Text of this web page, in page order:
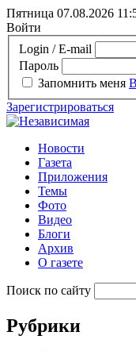
Пятница 07.08.2026
Войти
Login / E-mail
Пароль
Запомнить меня
Зарегистрироваться
Новости
Газета
Приложения
Темы
Фото
Видео
Блоги
Архив
О газете
Поиск по сайту
Рубрики